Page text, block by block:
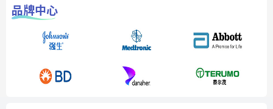
品牌中心